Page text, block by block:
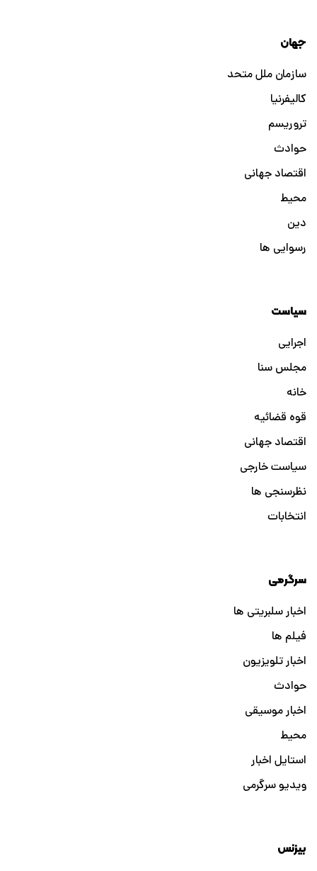
جهان
سازمان ملل متحد
کالیفرنیا
تروریسم
حوادث
اقتصاد جهانی
محیط
دین
رسوایی ها
سیاست
اجرایی
مجلس سنا
خانه
قوه قضائیه
اقتصاد جهانی
سیاست خارجی
نظرسنجی ها
انتخابات
سرگرمی
اخبار سلبریتی ها
فیلم ها
اخبار تلویزیون
حوادث
اخبار موسیقی
محیط
استایل اخبار
ویدیو سرگرمی
بیزنس